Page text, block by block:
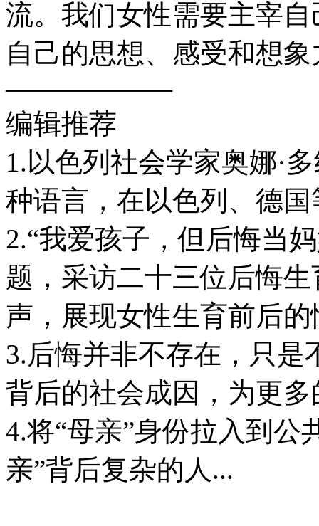
流。我们女性需要主宰
自己的思想、感受和想象
——————
编辑推荐
1.以色列社会学家奥娜·
种语言，在以色列、德
2.“我爱孩子，但后悔当
题，采访二十三位后悔
声，展现女性生育前后
3.后悔并非不存在，只是
背后的社会成因，为更
4.将“母亲”身份拉入到公
亲”背后复杂的人...